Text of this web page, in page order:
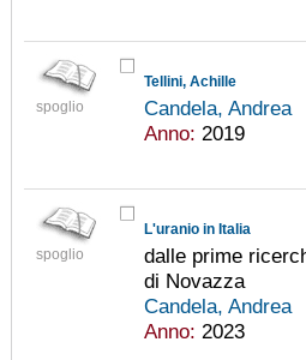
spoglio
Tellini, Achille
Candela, Andrea
Anno: 2019
spoglio
L'uranio in Italia
dalle prime
di Novazza
Candela, Andrea
Anno: 2023